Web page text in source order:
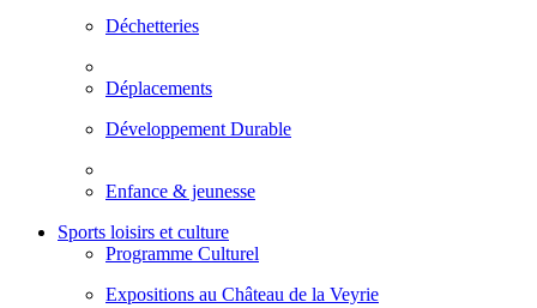
Déchetteries
Déplacements
Développement Durable
Enfance & jeunesse
Sports loisirs et culture
Programme Culturel
Expositions au Château de la Veyrie